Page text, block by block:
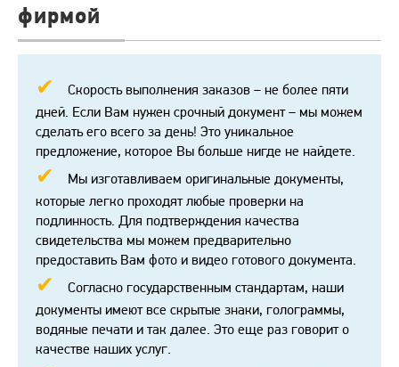
фирмой
Скорость выполнения заказов – не более пяти
дней. Если Вам нужен срочный документ – мы можем
сделать его всего за день! Это уникальное
предложение, которое Вы больше нигде не найдете.
Мы изготавливаем оригинальные документы,
которые легко проходят любые проверки на
подлинность. Для подтверждения качества
свидетельства мы можем предварительно
предоставить Вам фото и видео готового документа.
Согласно государственным стандартам, наши
документы имеют все скрытые знаки, голограммы,
водяные печати и так далее. Это еще раз говорит о
качестве наших услуг.